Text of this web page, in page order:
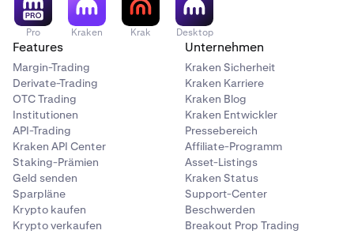
Pro Kraken Krak Desktop
Features
Margin-Trading
Derivate-Trading
OTC Trading
Institutionen
API-Trading
Kraken API Center
Staking-Prämien
Geld senden
Sparpläne
Krypto kaufen
Krypto verkaufen
Unternehmen
Kraken Sicherheit
Kraken Karriere
Kraken Blog
Kraken Entwickler
Pressebereich
Affiliate-Programm
Asset-Listings
Kraken Status
Support-Center
Beschwerden
Breakout Prop Trading